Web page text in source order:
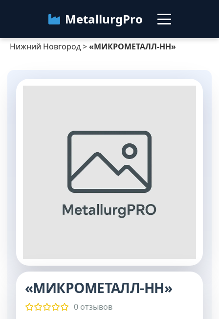
MetallurgPro
Нижний Новгород
Категории
Контакты
Нижний Новгород>«МИКРОМЕТАЛЛ-НН»
«МИКРОМЕТАЛЛ-НН»
0 отзывов